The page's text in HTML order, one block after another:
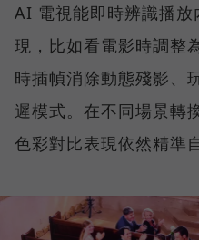
AI 電視能即時辨識播放
現，比如看電影時調整
時插幀消除動態殘影、
遲模式。在不同場景轉
色彩對比表現依然精準